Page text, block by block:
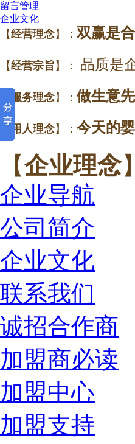
留言管理
企业文化
【经营理念】： 双赢是
【经营宗旨 】： 品质是
服务理念】： 做生意
【 用人理念】： 今天的
【企业理念
企业导航
公司简介
企业文化
联系我们
诚招合作商
加盟商必读
加盟中心
加盟支持